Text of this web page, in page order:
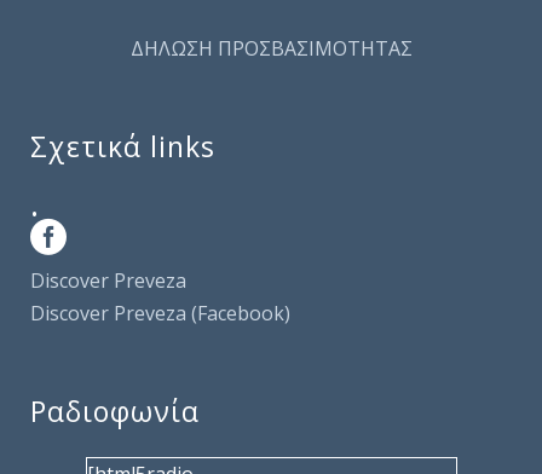
ΔΗΛΩΣΗ ΠΡΟΣΒΑΣΙΜΟΤΗΤΑΣ
Σχετικά links
.
Discover Preveza
Discover Preveza (Facebook)
Ραδιοφωνία